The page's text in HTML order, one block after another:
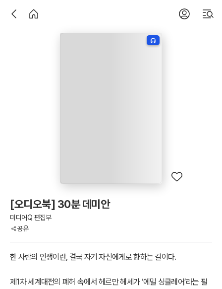
[오디오북] 30분 데미안
미디어Q 편집부
공유
한 사람의 인생이란, 결국 자기 자신에게로 향하는 길이다.
제1차 세계대전의 폐허 속에서 헤르만 헤세가 ‘에밀 싱클레어’라는 필